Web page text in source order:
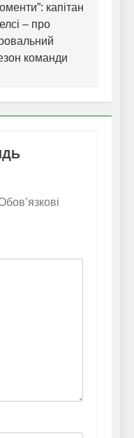
капітан
– про
команди